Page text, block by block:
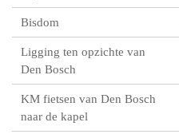
Bisdom
Ligging ten opzichte van
Den Bosch
KM fietsen van Den Bosch
naar de kapel